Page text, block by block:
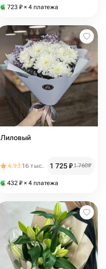
723 ₽ × 4 платежа
Лиловый
4.93 16 тыс. 1 725₽1 760₽
432 ₽ × 4 платежа